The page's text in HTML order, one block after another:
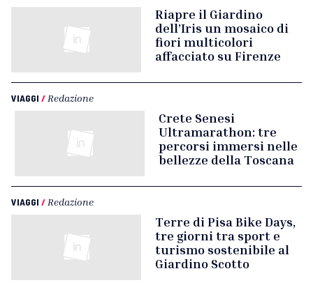
Riapre il Giardino
dell’Iris un mosaico di
fiori multicolori
affacciato su Firenze
VIAGGI / Redazione
Crete Senesi
Ultramarathon: tre
percorsi immersi nelle
bellezze della Toscana
VIAGGI / Redazione
Terre di Pisa Bike Days,
tre giorni tra sport e
turismo sostenibile al
Giardino Scotto